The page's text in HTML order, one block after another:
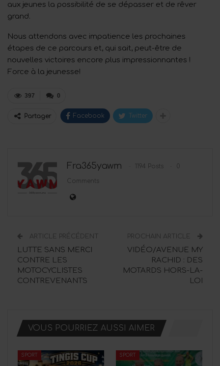
aux jeunes la possibilité de se dépasser et de rêver
grand.
Nous attendons avec impatience les prochaines
étapes de ce parcours et, qui sait, peut-être de
nouvelles victoires encore plus impressionnantes !
Force à la jeunesse!
0
397
Partager Facebook Twitter
Fra365yawm 1194 Posts 0
Comments
ARTICLE PRÉCÉDENT
LUTTE SANS MERCI
CONTRE LES
MOTOCYCLISTES
CONTREVENANTS
PROCHAIN ARTICLE
VIDÉO/AVENUE MY
RACHID : DES
MOTARDS HORS-LA-
LOI
VOUS POURRIEZ AUSSI AIMER
SPORT SPORT